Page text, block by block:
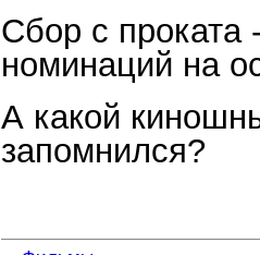
Сбор с проката
номинаций на
А какой
запомнился?